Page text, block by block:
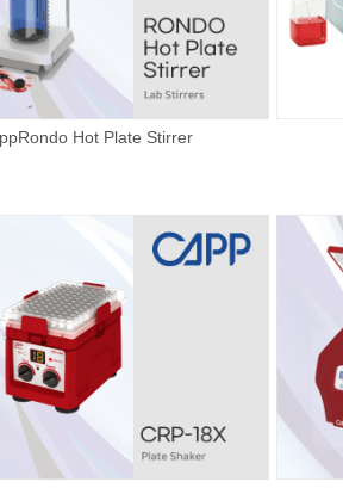
Hot Plate Stirrer